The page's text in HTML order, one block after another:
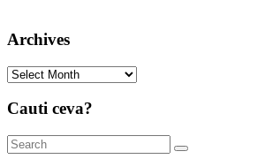
Archives
Archives
Cauti ceva?